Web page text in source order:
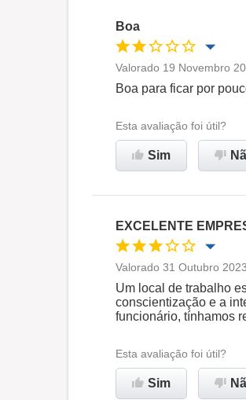
Boa
Oportunidade de
Ambiente de trabalho
Recomenda esta
Valorado 19 Novembro
Boa para ficar por
Esta avaliação foi útil?
Sim
EXCELENTE
Oportunidade de
Ambiente de trabalho
Recomenda esta
Valorado 31 Outubro
Um local de trabalho
conscientização e a
funcionário, tínhamos
Esta avaliação foi útil?
Sim